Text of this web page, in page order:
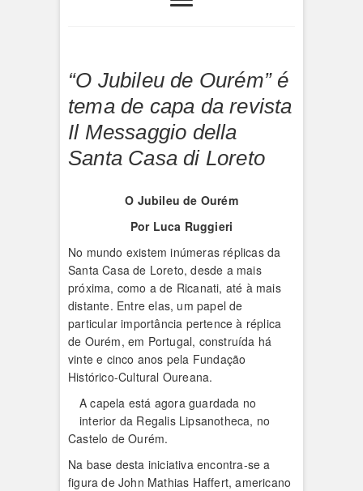
“O Jubileu de Ourém” é
tema de capa da revista
Il Messaggio della
Santa Casa di Loreto
O Jubileu de Ourém
Por Luca Ruggieri
No mundo existem inúmeras réplicas da
Santa Casa de Loreto, desde a mais
próxima, como a de Ricanati, até à mais
distante. Entre elas, um papel de
particular importância pertence à réplica
de Ourém, em Portugal, construída há
vinte e cinco anos pela Fundação
Histórico-Cultural Oureana.
A capela está agora guardada no
interior da Regalis Lipsanotheca, no
Castelo de Ourém.
Na base desta iniciativa encontra-se a
figura de John Mathias Haffert, americano